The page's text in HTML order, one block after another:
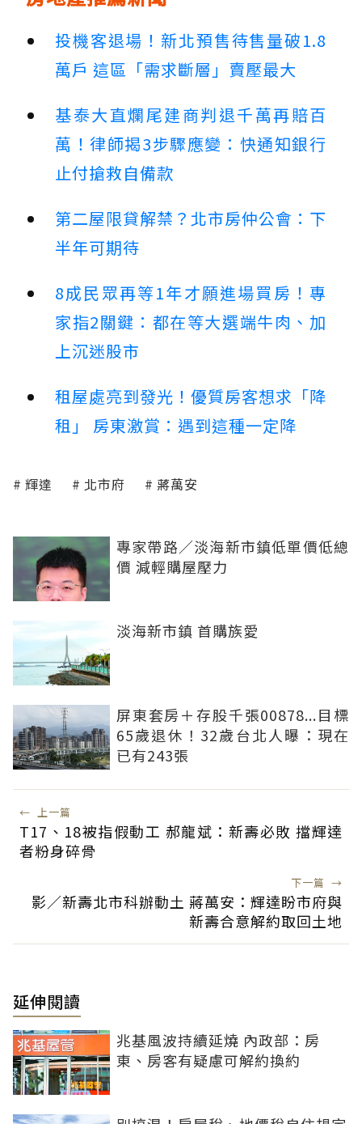
投機客退場！新北預售待售量破1.8
萬戶 這區「需求斷層」賣壓最大
基泰大直爛尾建商判退千萬再賠百
萬！律師揭3步驟應變：快通知銀行
止付搶救自備款
第二屋限貸解禁？北市房仲公會：下
半年可期待
8成民眾再等1年才願進場買房！專
家指2關鍵：都在等大選端牛肉、加
上沉迷股市
租屋處亮到發光！優質房客想求「降
租」 房東激賞：遇到這種一定降
輝達 北市府 蔣萬安
專家帶路／淡海新市鎮低單價低總
價 減輕購屋壓力
淡海新市鎮 首購族愛
屏東套房＋存股千張00878...目標
65歲退休！32歲台北人曝：現在
已有243張
← 上一篇
T17、18被指假動工 郝龍斌：新壽必敗 擋輝達
者粉身碎骨
下一篇 →
影／新壽北市科辦動土 蔣萬安：輝達盼市府與
新壽合意解約取回土地
延伸閱讀
兆基風波持續延燒 內政部：房
東、房客有疑慮可解約換約